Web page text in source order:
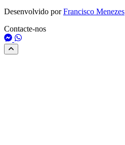
Desenvolvido porFrancisco Menezes
Contacte-nos